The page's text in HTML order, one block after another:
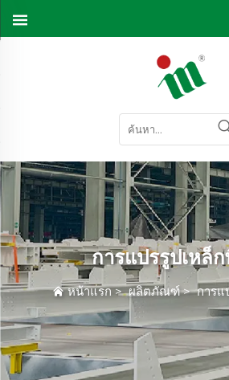
การแปรรูปเหล็
หน้าแรก>ผลิตภัณฑ์>การแ